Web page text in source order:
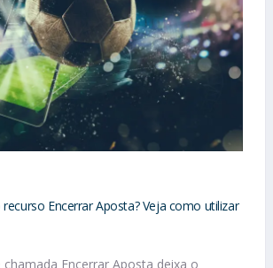
Encerrar Aposta? Veja como utilizar
Encerrar Aposta deixa o